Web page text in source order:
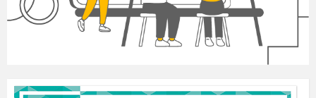
попередньоговвести 00,50 сек.;
Вставити на слайд кнопку управління:
Ок;